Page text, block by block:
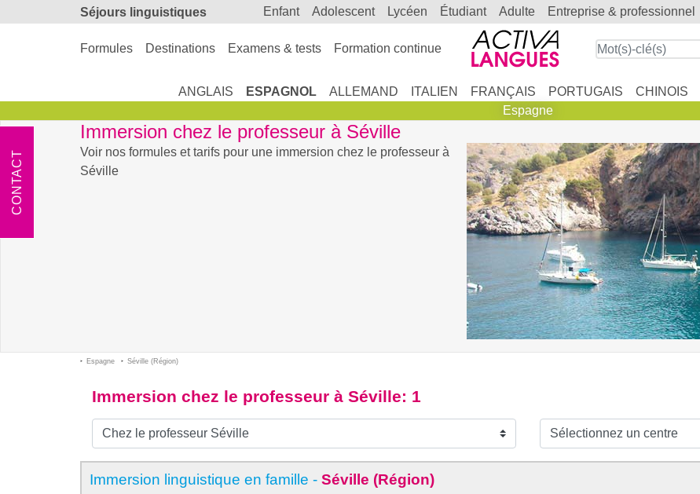
Séjours linguistiques enfant adolescent lycéen étudiant adulte entreprise & professionnel
Formules Destinations Examens & tests Formation continue
ANGLAIS ESPAGNOL ALLEMAND ITALIEN FRANÇAIS PORTUGAIS CHINOIS
Espagne
Immersion chez le professeur à Séville
Voir nos formules et tarifs pour une immersion chez le professeur à
Séville
Espagne Séville (Région)
Immersion chez le professeur à Séville: 1
Immersion linguistique en famille - Séville (Région)
CONTACT